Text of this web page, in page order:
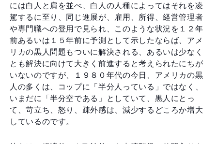
には白人と肩を並べ、白人の人種によってはそれを凌
駕するに至り、同じ進展が、雇用、所得、経営管理者
や専門職への登用で見られ、このような状況を１２年
前あるいは１５年前に予測として示したならば、アメ
リカの黒人問題もついに解決される、あるいは少なく
とも解決に向けて大きく前進すると考えられたにちが
いないのですが、１９８０年代の今日、アメリカの黒
人の多くは、コップに「半分人っている」ではなく、
いまだに「半分空である」としていて、黒人にとっ
て、苛立ち、怒り、疎外感は、減少するどころか増大
しているのです。